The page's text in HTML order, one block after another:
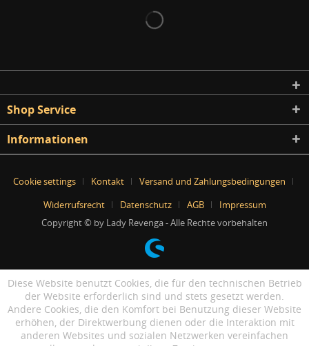
Shop Service
Informationen
Cookie settings Kontakt
Versand und Zahlungsbedingungen
Widerrufsrecht
Datenschutz AGB
Impressum
Copyright © by Lady Revenga - Alle Rechte vorbehalten
Diese Website benutzt Cookies, die für den technischen Betrieb
der Website erforderlich sind und stets gesetzt werden.
Andere Cookies, die den Komfort bei Benutzung dieser Website
erhöhen, der Direktwerbung dienen oder die Interaktion mit
anderen Websites und sozialen Netzwerken vereinfachen